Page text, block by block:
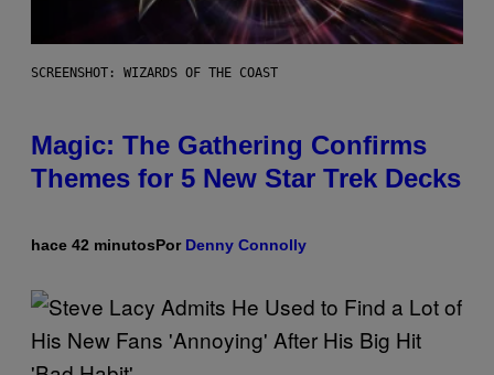
SCREENSHOT: WIZARDS OF THE COAST
Magic: The Gathering Confirms
Themes for 5 New Star Trek Decks
hace 42 minutosPor Denny Connolly